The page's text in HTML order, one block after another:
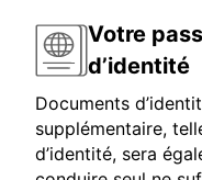
Votre
d’identité
Documents
supplémentaire,
d’identité, sera